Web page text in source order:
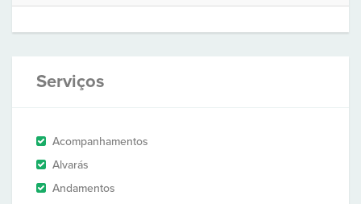
Serviços
Acompanhamentos
Alvarás
Andamentos